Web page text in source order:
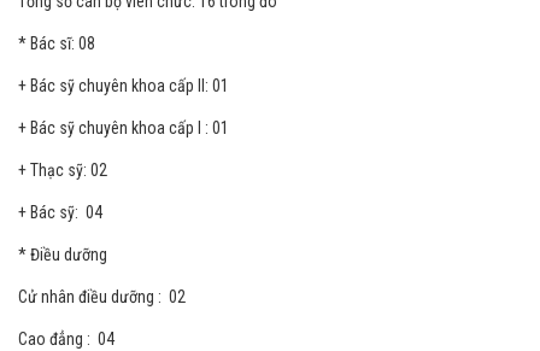
* Bác sĩ: 08
+ Bác sỹ chuyên khoa cấp II: 01
+ Bác sỹ chuyên khoa cấp I : 01
+ Thạc sỹ: 02
+ Bác sỹ: 04
* Điều dưỡng
Cử nhân điều dưỡng : 02
Cao đẳng : 04